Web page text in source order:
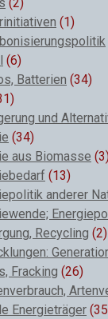
(1)
(6)
Batterien (34)
und
(34)
aus Biomasse
(13)
anderer
Recycling (2)
Fracking (26)
Energieträger